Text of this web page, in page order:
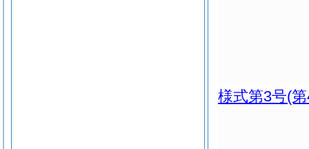
様式第3号(